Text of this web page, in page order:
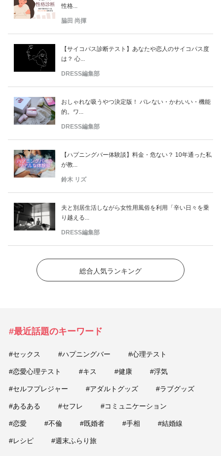
性格...
脇田 尚揮
【サイコパス診断テスト】あなたや恋人のサイコパス度
は？ 心...
DRESS編集部
おしゃれな吸うやつ決定版！ バレない・かわいい・機能
的。ワ...
DRESS編集部
【ハプニングバー体験談】料金・危ない？ 10年通った私
が教...
鈴木 リズ
夫と別居生活しながら女性用風俗を利用「辛い日々を乗
り越える...
DRESS編集部
総合人気ランキング
#最近話題のキーワード
#セックス #ハプニングバー #心理テスト
#恋愛心理テスト #キス #健康 #浮気
#セルフプレジャー #アダルトグッズ #ラブグッズ
#あるある #セフレ #コミュニケーション
#恋愛 #不倫 #既婚者 #手相 #結婚線
#レシピ #週末ふらり旅